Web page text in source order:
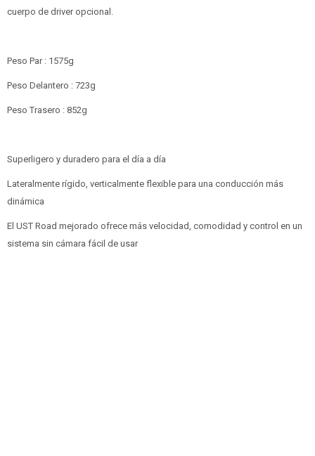
cuerpo de driver opcional.
Peso Par : 1575g
Peso Delantero : 723g
Peso Trasero : 852g
Superligero y duradero para el día a día
Lateralmente rígido, verticalmente flexible para una conducción más
dinámica
El UST Road mejorado ofrece más velocidad, comodidad y control en un
sistema sin cámara fácil de usar